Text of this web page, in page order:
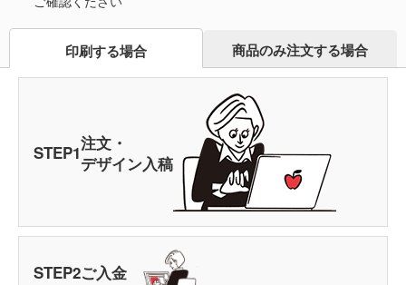
印刷する場合 商品のみ注文する場合
STEP1注文・
デザイン入稿
STEP2ご入金